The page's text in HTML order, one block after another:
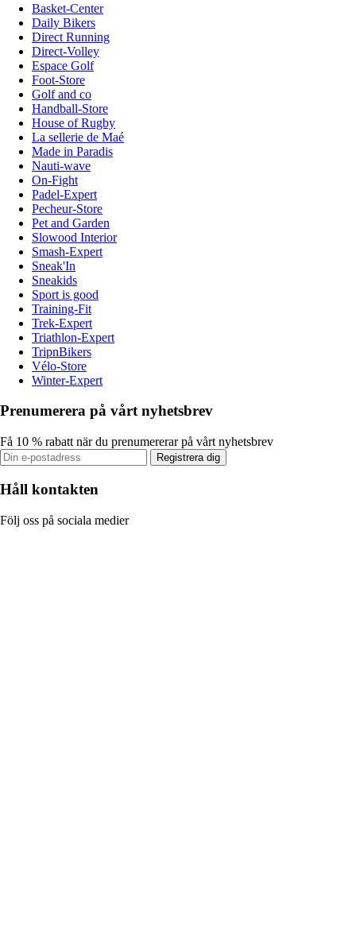
Basket-Center
Daily Bikers
Direct Running
Direct-Volley
Espace Golf
Foot-Store
Golf and co
Handball-Store
House of Rugby
La sellerie de Maé
Made in Paradis
Nauti-wave
On-Fight
Padel-Expert
Pecheur-Store
Pet and Garden
Slowood Interior
Smash-Expert
Sneak'In
Sneakids
Sport is good
Training-Fit
Trek-Expert
Triathlon-Expert
TripnBikers
Vélo-Store
Winter-Expert
Prenumerera på vårt nyhetsbrev
Få 10 % rabatt när du prenumererar på vårt nyhetsbrev
Registrera dig
Håll kontakten
Följ oss på sociala medier